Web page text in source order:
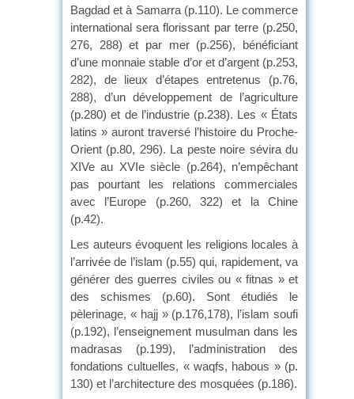
Bagdad et à Samarra (p.110). Le commerce
international sera florissant par terre (p.250,
276, 288) et par mer (p.256), bénéficiant
d’une monnaie stable d’or et d’argent (p.253,
282), de lieux d’étapes entretenus (p.76,
288), d’un développement de l’agriculture
(p.280) et de l’industrie (p.238). Les « États
latins » auront traversé l’histoire du Proche-
Orient (p.80, 296). La peste noire sévira du
XIVe au XVIe siècle (p.264), n’empêchant
pas pourtant les relations commerciales
avec l’Europe (p.260, 322) et la Chine
(p.42).
Les auteurs évoquent les religions locales à
l’arrivée de l’islam (p.55) qui, rapidement, va
générer des guerres civiles ou « fitnas » et
des schismes (p.60). Sont étudiés le
pèlerinage, « hajj » (p.176,178), l’islam soufi
(p.192), l’enseignement musulman dans les
madrasas (p.199), l’administration des
fondations cultuelles, « waqfs, habous » (p.
130) et l’architecture des mosquées (p.186).